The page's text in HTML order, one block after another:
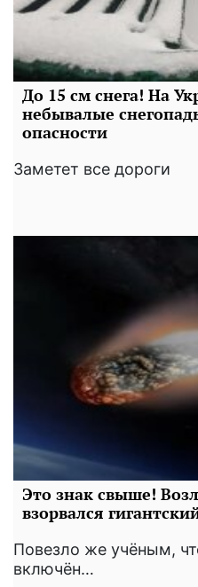
До 15 см снега! На
небывалые
опасности
Заметет все дороги
Это знак свыше!
взорвался
Повезло же учёным,
включён…